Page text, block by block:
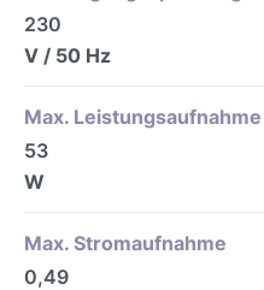
230
V / 50 Hz
Max. Leistungsaufnahme
53
W
Max. Stromaufnahme
0,49